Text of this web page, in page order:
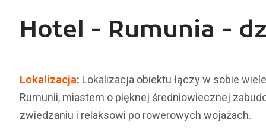
Hotel - Rumunia -
Lokalizacja: Lokalizacja obiektu łączy w sobie
Rumunii, miastem o pięknej średniowiecznej
zwiedzaniu i relaksowi po rowerowych wojażach.